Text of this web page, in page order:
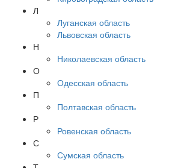
Л
Луганская область
Львовская область
Н
Николаевская область
О
Одесская область
П
Полтавская область
Р
Ровенская область
С
Сумская область